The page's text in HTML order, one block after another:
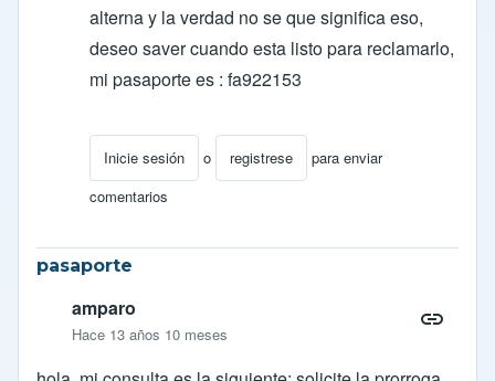
alterna y la verdad no se que significa eso,
deseo saver cuando esta listo para reclamarlo,
mi pasaporte es : fa922153
Inicie sesión o registrese
para enviar
comentarios
En respuesta a Respuestapor
pasaporte
amparo
Hace 13 años 10 meses